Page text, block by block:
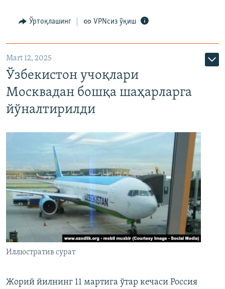
Ўртоқлашинг VPNсиз ўқиш
Mart 12, 2025
Ўзбекистон учоқлари
Москвадан бошқа шаҳарларга
йўналтирилди
Иллюстратив сурат
Жорий йилнинг 11 мартига ўтар кечаси Россия